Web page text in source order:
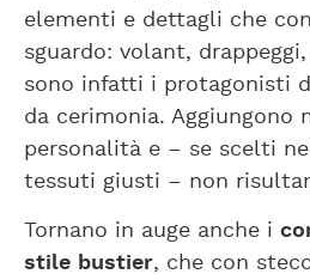
elementi e dettagli che
sguardo: volant,
sono infatti i protagonisti
da cerimonia. Aggiungono
personalità e – se scelti
tessuti giusti – non
Tornano in auge anche i
stile bustier, che con